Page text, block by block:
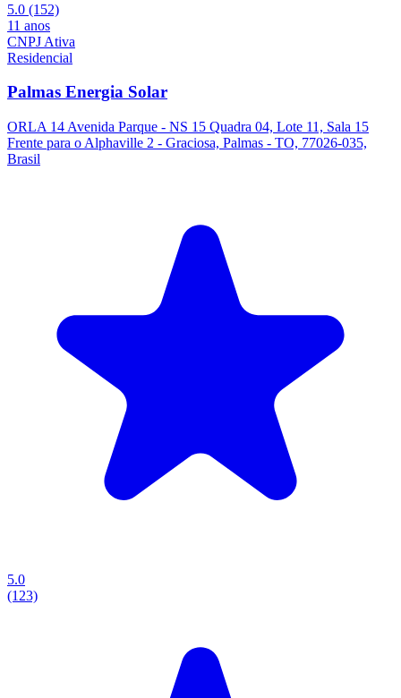
5.0 (152)
11 anos
CNPJ Ativa
Residencial
Palmas Energia Solar
ORLA 14 Avenida Parque - NS 15 Quadra 04, Lote 11, Sala 15
Frente para o Alphaville 2 - Graciosa, Palmas - TO, 77026-035,
Brasil
5.0
(123)